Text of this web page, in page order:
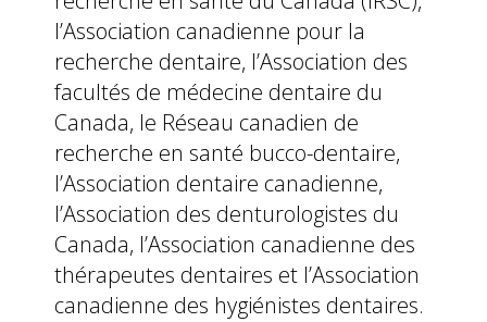
l’Association canadienne pour la
recherche dentaire, l’Association des
facultés de médecine dentaire du
Canada, le Réseau canadien de
recherche en santé bucco-dentaire,
l’Association dentaire canadienne,
l’Association des denturologistes du
Canada, l’Association canadienne des
thérapeutes dentaires et l’Association
canadienne des hygiénistes dentaires.